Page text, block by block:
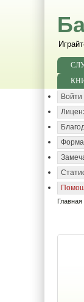
Войти
Главная